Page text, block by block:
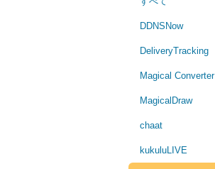
DDNSNow
DeliveryTracking
Magical Converter
MagicalDraw
chaat
kukuluLIVE